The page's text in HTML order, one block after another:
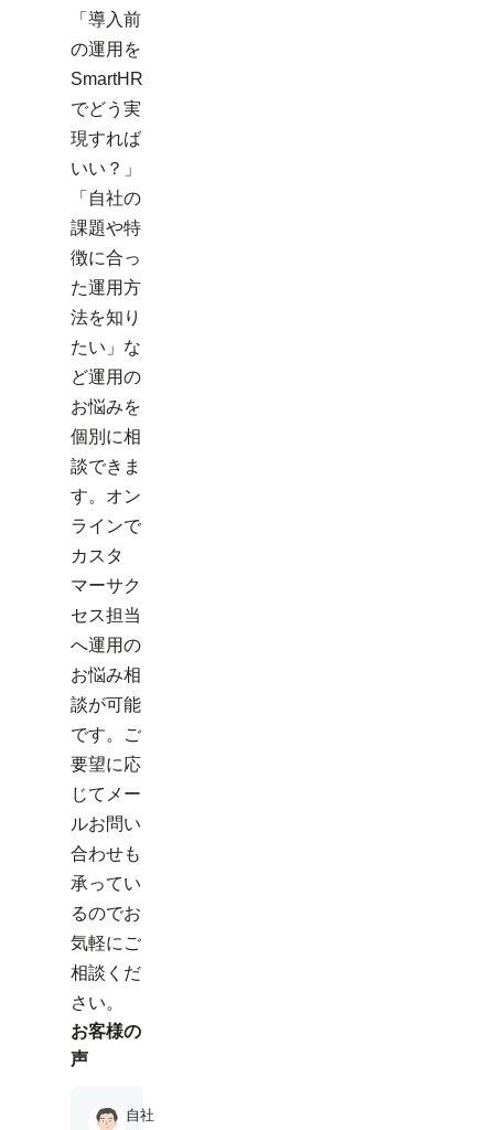
「導入前
の運用を
SmartHR
でどう実
現すれば
いい？」
「自社の
課題や特
徴に合っ
た運用方
法を知り
たい」な
ど運用の
お悩みを
個別に相
談できま
す。オン
ラインで
カスタ
マーサク
セス担当
へ運用の
お悩み相
談が可能
です。ご
要望に応
じてメー
ルお問い
合わせも
承ってい
るのでお
気軽にご
相談くだ
さい。
お客様の
声
自社